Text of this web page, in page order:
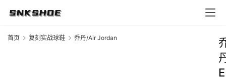
首页 复刻实战球鞋 乔丹/Air Jordan
E